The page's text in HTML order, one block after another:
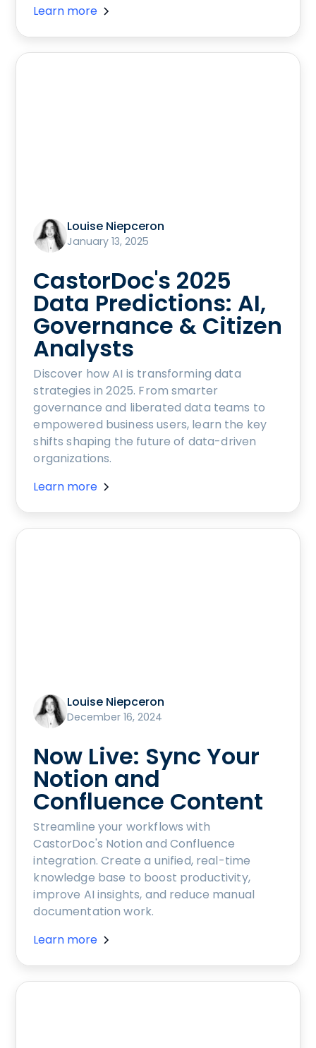
Learn more
Louise Niepceron
January 13, 2025
CastorDoc's 2025
Data Predictions: AI,
Governance & Citizen
Analysts
Discover how AI is transforming data
strategies in 2025. From smarter
governance and liberated data teams to
empowered business users, learn the key
shifts shaping the future of data-driven
organizations.
Learn more
Louise Niepceron
December 16, 2024
Now Live: Sync Your
Notion and
Confluence Content
Streamline your workflows with
CastorDoc's Notion and Confluence
integration. Create a unified, real-time
knowledge base to boost productivity,
improve AI insights, and reduce manual
documentation work.
Learn more